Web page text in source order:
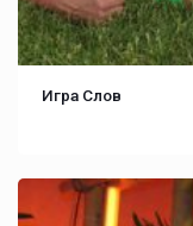
Игра Слов